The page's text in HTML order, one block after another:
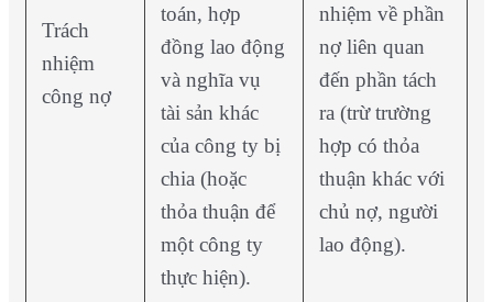
Trách
nhiệm
công nợ
toán, hợp
đồng lao động
và nghĩa vụ
tài sản khác
của công ty bị
chia (hoặc
thỏa thuận để
một công ty
thực hiện).
nhiệm về phần
nợ liên quan
đến phần tách
ra (trừ trường
hợp có thỏa
thuận khác với
chủ nợ, người
lao động).